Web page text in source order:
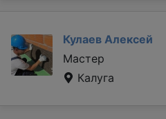
Кулаев Алексей
Мастер
Калуга